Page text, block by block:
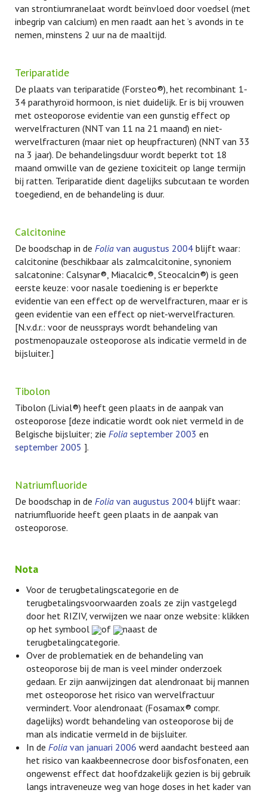
van strontiumranelaat wordt beïnvloed door voedsel (met
inbegrip van calcium) en men raadt aan het ’s avonds in te
nemen, minstens 2 uur na de maaltijd.
Teriparatide
De plaats van teriparatide (Forsteo®), het recombinant 1-
34 parathyroïd hormoon, is niet duidelijk. Er is bij vrouwen
met osteoporose evidentie van een gunstig effect op
wervelfracturen (NNT van 11 na 21 maand) en niet-
wervelfracturen (maar niet op heupfracturen) (NNT van 33
na 3 jaar). De behandelingsduur wordt beperkt tot 18
maand omwille van de geziene toxiciteit op lange termijn
bij ratten. Teriparatide dient dagelijks subcutaan te worden
toegediend, en de behandeling is duur.
Calcitonine
De boodschap in de Folia van augustus 2004 blijft waar:
calcitonine (beschikbaar als zalmcalcitonine, synoniem
salcatonine: Calsynar®, Miacalcic®, Steocalcin®) is geen
eerste keuze: voor nasale toediening is er beperkte
evidentie van een effect op de wervelfracturen, maar er is
geen evidentie van een effect op niet-wervelfracturen.
[N.v.d.r.: voor de neussprays wordt behandeling van
postmenopauzale osteoporose als indicatie vermeld in de
bijsluiter.]
Tibolon
Tibolon (Livial®) heeft geen plaats in de aanpak van
osteoporose [deze indicatie wordt ook niet vermeld in de
Belgische bijsluiter; zie Folia september 2003 en
september 2005 ].
Natriumfluoride
De boodschap in de Folia van augustus 2004 blijft waar:
natriumfluoride heeft geen plaats in de aanpak van
osteoporose.
Nota
Voor de terugbetalingscategorie en de
terugbetalingsvoorwaarden zoals ze zijn vastgelegd
door het RIZIV, verwijzen we naar onze website: klikken
op het symbool
of
naast de
terugbetalingcategorie.
Over de problematiek en de behandeling van
osteoporose bij de man is veel minder onderzoek
gedaan. Er zijn aanwijzingen dat alendronaat bij mannen
met osteoporose het risico van wervelfractuur
vermindert. Voor alendronaat (Fosamax® compr.
dagelijks) wordt behandeling van osteoporose bij de
man als indicatie vermeld in de bijsluiter.
In deFolia van januari 2006 werd aandacht besteed aan
het risico van kaakbeennecrose door bisfosfonaten, een
ongewenst effect dat hoofdzakelijk gezien is bij gebruik
langs intraveneuze weg van hoge doses in het kader van